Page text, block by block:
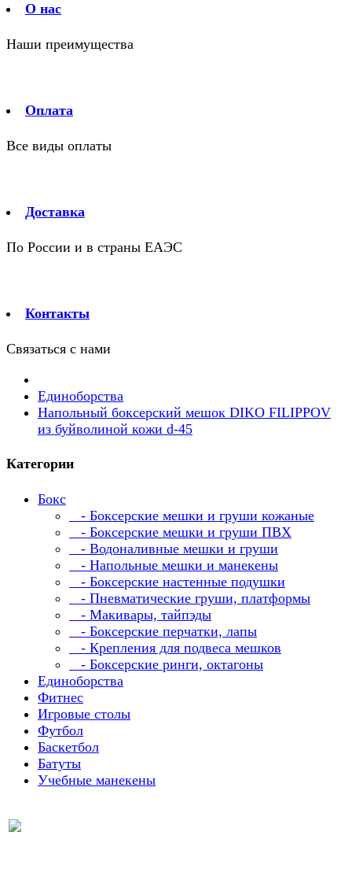
О нас
Наши преимущества
Оплата
Все виды оплаты
Доставка
По России и в страны ЕАЭС
Контакты
Связаться с нами
Единоборства
Напольный боксерский мешок DIKO FILIPPOV
из буйволиной кожи d-45
Категории
Бокс
- Боксерские мешки и груши кожаные
- Боксерские мешки и груши ПВХ
- Водоналивные мешки и груши
- Напольные мешки и манекены
- Боксерские настенные подушки
- Пневматические груши, платформы
- Макивары, тайпэды
- Боксерские перчатки, лапы
- Крепления для подвеса мешков
- Боксерские ринги, октагоны
Единоборства
Фитнес
Игровые столы
Футбол
Баскетбол
Батуты
Учебные манекены